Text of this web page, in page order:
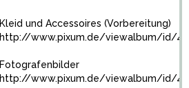
Kleid und Accessoires (Vorbereitung)
http://www.pixum.de/viewalbum/id/
Fotografenbilder
http://www.pixum.de/viewalbum/id/